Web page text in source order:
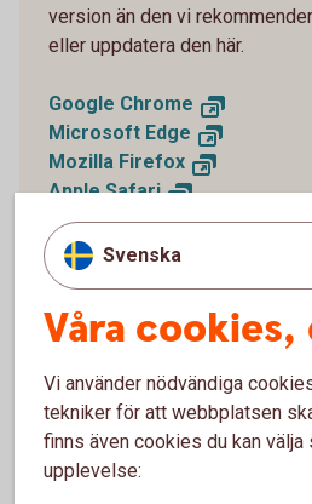
version än den vi
eller uppdatera den här.
Google Chrome
Microsoft Edge
Mozilla Firefox
Apple Safari
Varför behöver jag
webbläsare?
Nya versioner av webbläsare är i
minskar risken för intrång eller
Svenska
Våra
Vi använder nödvändiga
tekniker för att webbplatsen
finns även cookies du kan
upplevelse: